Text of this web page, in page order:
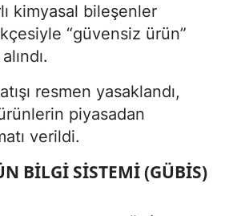
kimyasal bileşenler
“güvensiz ürün”
resmen yasaklandı,
piyasadan
verildi.
BILGI SISTEMI (GÜBİS)